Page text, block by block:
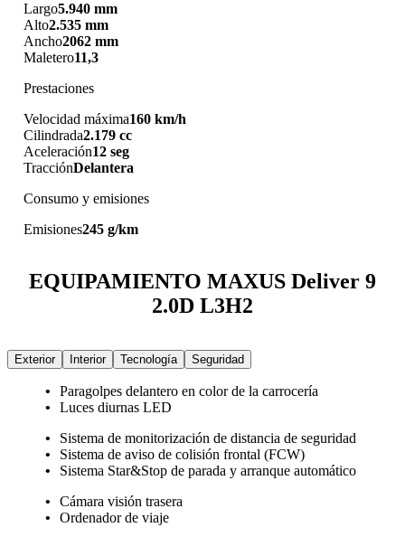
Largo5.940 mm
Alto2.535 mm
Ancho2062 mm
Maletero11,3
Prestaciones
Velocidad máxima160 km/h
Cilindrada2.179 cc
Aceleración12 seg
TracciónDelantera
Consumo y emisiones
Emisiones245 g/km
EQUIPAMIENTO MAXUS Deliver 9
2.0D L3H2
Exterior Interior Tecnología Seguridad
Paragolpes delantero en color de la carrocería
Luces diurnas LED
Sistema de monitorización de distancia de seguridad
Sistema de aviso de colisión frontal (FCW)
Sistema Star&Stop de parada y arranque automático
Cámara visión trasera
Ordenador de viaje